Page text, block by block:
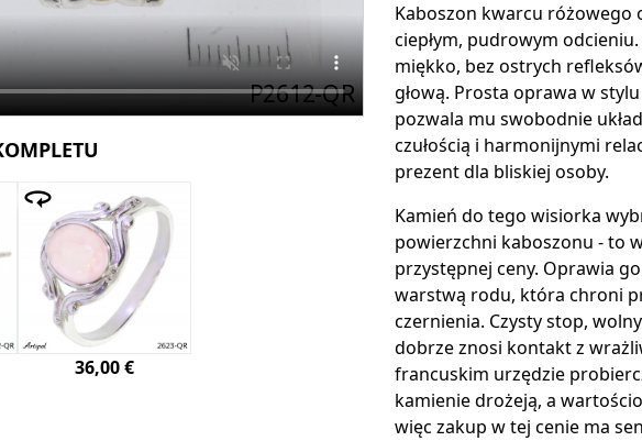
36,00 €
Kaboszon kwarcu
ciepłym, pudrowym
miękko, bez ostrych
głową. Prosta oprawa w
pozwala mu swobodnie
czułością i harmonijnymi
prezent dla bliskiej osoby.
Kamień do tego wisiorka
powierzchni kaboszonu - to
przystępnej ceny. Oprawia
warstwą rodu, która chroni
czernienia. Czysty stop,
dobrze znosi kontakt z
francuskim urzędzie
kamienie drożeją, a
więc zakup w tej cenie ma